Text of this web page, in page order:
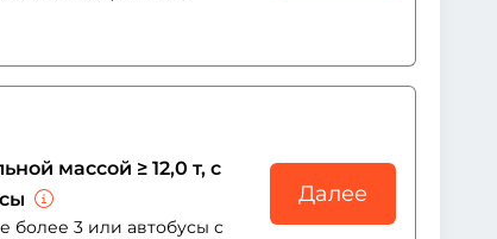
массой ≥ 12,0 т, с
более 3 или автобусы с
Далее